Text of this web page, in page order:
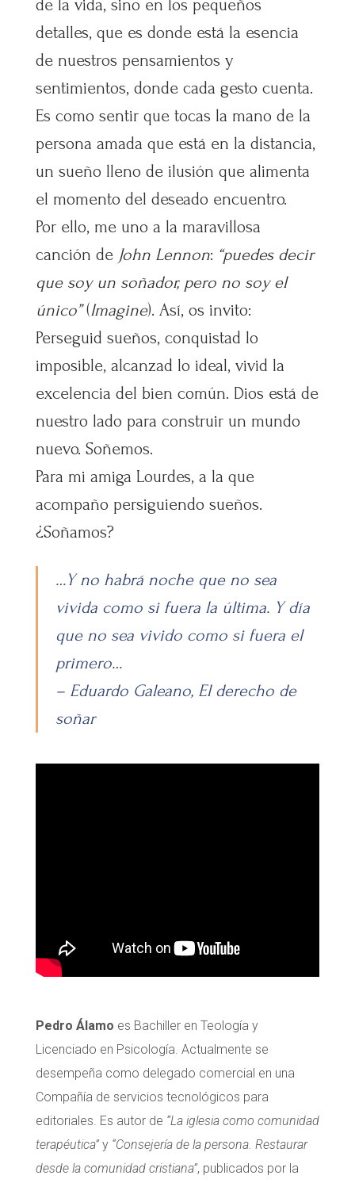
de la vida, sino en los pequeños
detalles, que es donde está la esencia
de nuestros pensamientos y
sentimientos, donde cada gesto cuenta.
Es como sentir que tocas la mano de la
persona amada que está en la distancia,
un sueño lleno de ilusión que alimenta
el momento del deseado encuentro.
Por ello, me uno a la maravillosa
canción de John Lennon: “puedes decir
que soy un soñador, pero no soy el
único”(Imagine). Así, os invito:
Perseguid sueños, conquistad lo
imposible, alcanzad lo ideal, vivid la
excelencia del bien común. Dios está de
nuestro lado para construir un mundo
nuevo. Soñemos.
Para mi amiga Lourdes, a la que
acompaño persiguiendo sueños.
¿Soñamos?
…Y no habrá noche que no sea
vivida como si fuera la última. Y día
que no sea vivido como si fuera el
primero…
– Eduardo Galeano, El derecho de
soñar
Pedro Álamo es Bachiller en Teología y
Licenciado en Psicología. Actualmente se
desempeña como delegado comercial en una
Compañía de servicios tecnológicos para
editoriales. Es autor de “La iglesia como comunidad
terapéutica”y “Consejería de la persona. Restaurar
desde la comunidad cristiana”, publicados por la